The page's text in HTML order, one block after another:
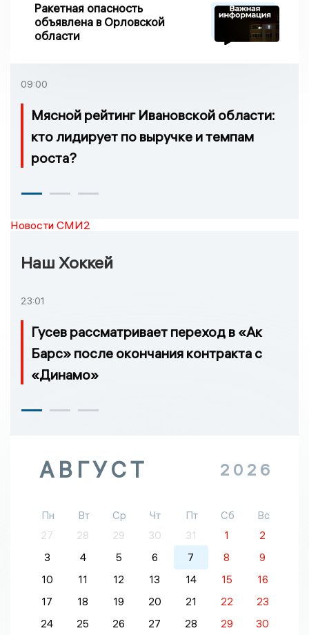
Ракетная опасность
объявлена в Орловской
области
09:00
Мясной рейтинг Ивановской области:
кто лидирует по выручке и темпам
роста?
Новости СМИ2
Наш Хоккей
23:01
Гусев рассматривает переход в «Ак
Барс» после окончания контракта с
«Динамо»
АВГУСТ 2026
Пн Вт Ср Чт Пт Сб
Вс
27
28 29 30 31 1
2
3
4 5 6 7 8
9
10
11 12 13 14 15
16
17
18 19 20 21 22
23
24
25 26 27 28 29
30